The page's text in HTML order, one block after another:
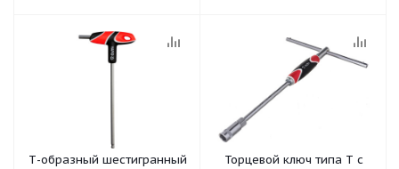
Т-образный шестигранный
Торцевой ключ типа Т с